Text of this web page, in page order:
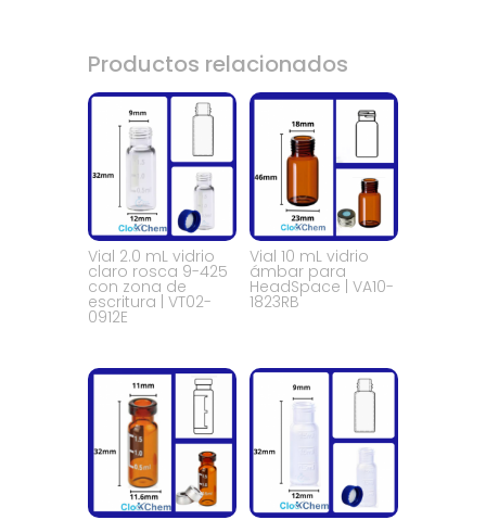
Productos relacionados
Vial 2.0 mL vidrio
claro rosca 9-425
con zona de
escritura | VT02-
0912E
Vial 10 mL vidrio
ámbar para
HeadSpace | VA10-
1823RB